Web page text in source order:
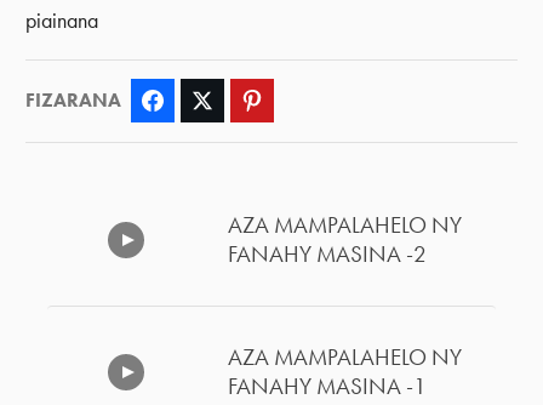
piainana
FIZARANA Facebook Twitter
AZA MAMPALAHELO NY
FANAHY MASINA -2
AZA MAMPALAHELO NY
FANAHY MASINA -1